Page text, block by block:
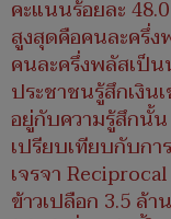
คะแนนร้อยละ
สูงสุดคือคนละครึ่ง
คนละครึ่งพลัสเป็
ประชาชนรู้สึกเงิน
อยู่กับความรู้สึกนั้น
เปรียบเทียบกับกา
เจรจา
ข้าวเปลือก 3.5 ล้